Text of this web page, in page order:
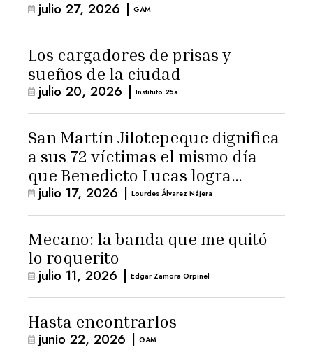
julio 27, 2026 | GAM
Los cargadores de prisas y
sueños de la ciudad
julio 20, 2026 | Instituto 25a
San Martín Jilotepeque dignifica
a sus 72 víctimas el mismo día
que Benedicto Lucas logra
arresto domiciliario
julio 17, 2026 | Lourdes Álvarez Nájera
Mecano: la banda que me quitó
lo roquerito
julio 11, 2026 | Edgar Zamora Orpinel
Hasta encontrarlos
junio 22, 2026 | GAM